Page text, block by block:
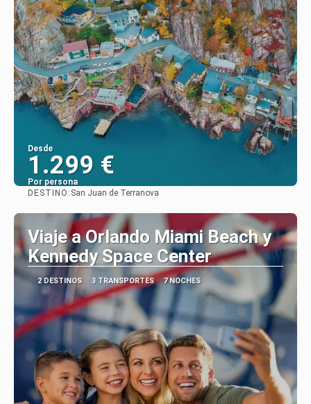
Desde
1.299 €
Por persona
DESTINO: San Juan de Terranova
Viaje a Orlando Miami Beach y
Kennedy Space Center
2 DESTINOS 3 TRANSPORTES 7 NOCHES